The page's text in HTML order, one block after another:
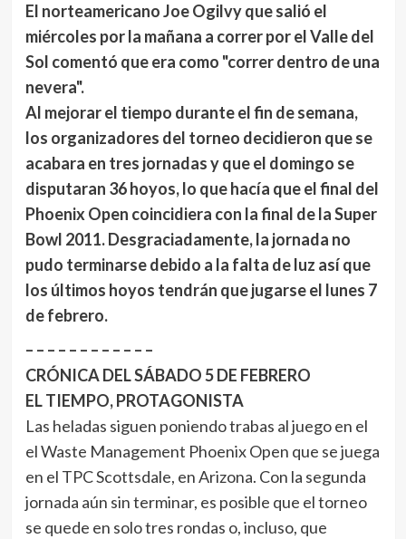
El norteamericano Joe Ogilvy que salió el
miércoles por la mañana a correr por el Valle del
Sol comentó que era como "correr dentro de una
nevera".
Al mejorar el tiempo durante el fin de semana,
los organizadores del torneo decidieron que se
acabara en tres jornadas y que el domingo se
disputaran 36 hoyos, lo que hacía que el final del
Phoenix Open coincidiera con la final de la Super
Bowl 2011. Desgraciadamente, la jornada no
pudo terminarse debido a la falta de luz así que
los últimos hoyos tendrán que jugarse el lunes 7
de febrero.
– – – – – – – – – – – –
CRÓNICA DEL SÁBADO 5 DE FEBRERO
EL TIEMPO, PROTAGONISTA
Las heladas siguen poniendo trabas al juego en el
el Waste Management Phoenix Open que se juega
en el TPC Scottsdale, en Arizona. Con la segunda
jornada aún sin terminar, es posible que el torneo
se quede en solo tres rondas o, incluso, que